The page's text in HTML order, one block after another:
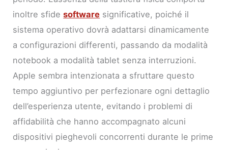
inoltre sfidesoftware significative, poiché il
sistema operativo dovrà adattarsi dinamicamente
a configurazioni differenti, passando da modalità
notebook a modalità tablet senza interruzioni.
Apple sembra intenzionata a sfruttare questo
tempo aggiuntivo per perfezionare ogni dettaglio
dell’esperienza utente, evitando i problemi di
affidabilità che hanno accompagnato alcuni
dispositivi pieghevoli concorrenti durante le prime